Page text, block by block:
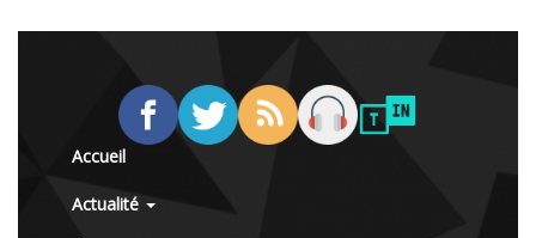
Accueil
Actualité